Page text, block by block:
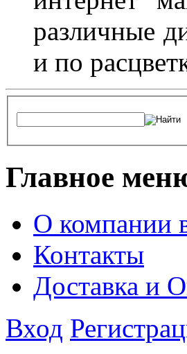
различные
и по
Главное
О компании
Контакты
Доставка и
Вход